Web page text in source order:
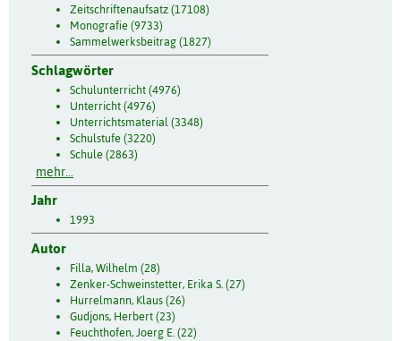
Zeitschriftenaufsatz (17108)
Monografie (9733)
Sammelwerksbeitrag (1827)
Schlagwörter
Schulunterricht (4976)
Unterricht (4976)
Unterrichtsmaterial (3348)
Schulstufe (3220)
Schule (2863)
mehr...
Jahr
1993
Autor
Filla, Wilhelm (28)
Zenker-Schweinstetter, Erika S. (27)
Hurrelmann, Klaus (26)
Gudjons, Herbert (23)
Feuchthofen, Joerg E. (22)